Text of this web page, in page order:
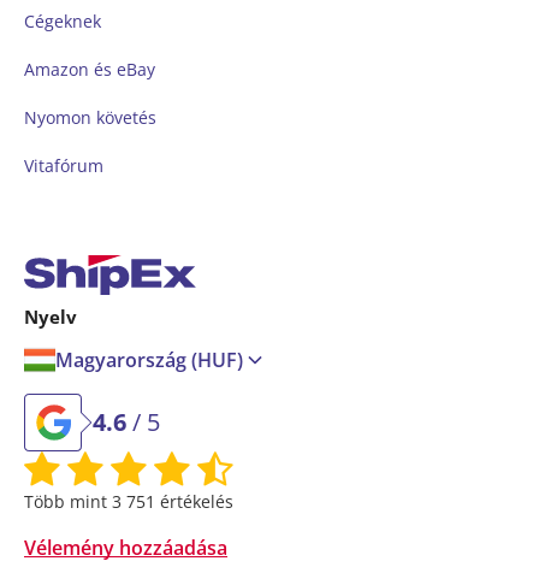
Nyelv
Magyarország (HUF)
4.6/ 5
Több mint 3 751 értékelés
Vélemény hozzáadása
Cégeknek
Amazon és eBay
Nyomon követés
Vitafórum